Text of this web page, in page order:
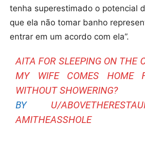
tenha superestimado o potencial
que ela não tomar banho
entrar em um acordo com ela”.
AITA FOR SLEEPING ON THE
MY WIFE COMES HOME
WITHOUT SHOWERING?
BY U/
AMITHEASSHOLE